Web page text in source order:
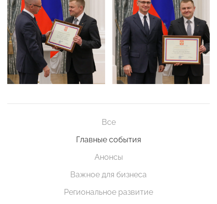
Все
Главные события
Анонсы
Важное для бизнеса
Региональное развитие